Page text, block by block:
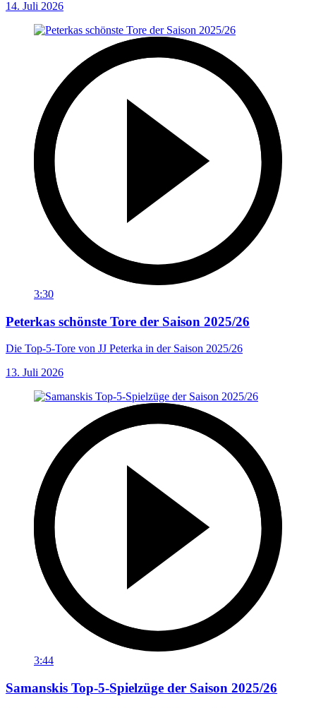
14. Juli 2026
3:30
Peterkas schönste Tore der Saison 2025/26
Die Top-5-Tore von JJ Peterka in der Saison 2025/26
13. Juli 2026
3:44
Samanskis Top-5-Spielzüge der Saison 2025/26